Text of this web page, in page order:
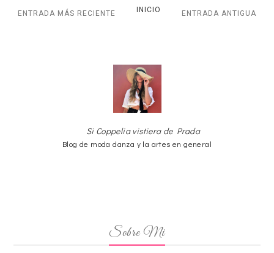
ENTRADA MÁS RECIENTE ENTRADA ANTIGUA
INICIO
Si Coppelia vistiera de Prada
Blog de moda danza y la artes en general
Sobre Mi